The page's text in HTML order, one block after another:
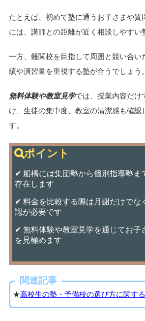
たとえば、初めて塾に通うお子さまや質
には、講師との距離が近く相談しやすい
一方、難関校を目指して周囲と競い合い
績や演習量を重視する塾が合うでしょう。
無料体験や教室見学では、授業内容だけ
け、生徒の集中度、教室の清潔感も確認
す。
✔ 船橋には集団塾から個別指導塾ま
存在します
✔ 料金を比較する際は月謝だけでな
認が必要です
✔ 無料体験や教室見学を通じてお子
を見極めます
関連記事
★高校生の塾・予備校の選び方に関す